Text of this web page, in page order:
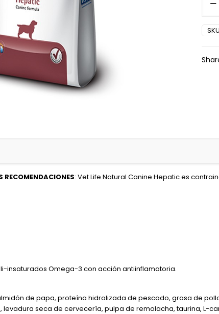
perro
2kg
RECOMENDACIONES: Vet Life Natural Canine Hepatic es
insaturados Omega-3 con acción antiinflamatoria.
de papa, proteína hidrolizada de pescado, grasa de
levadura seca de cervecería, pulpa de remolacha, taurina, L-